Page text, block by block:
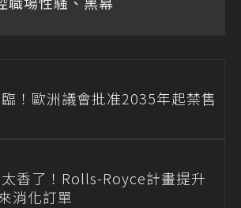
！歐洲議會批准2035年起禁售
香了！Rolls-Royce計畫提升
消化訂單